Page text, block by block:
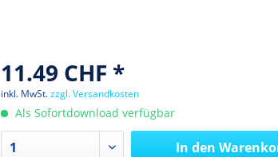
11.49 CHF *
inkl. MwSt.zzgl. Versandkosten
Als Sofortdownload verfügbar
In den